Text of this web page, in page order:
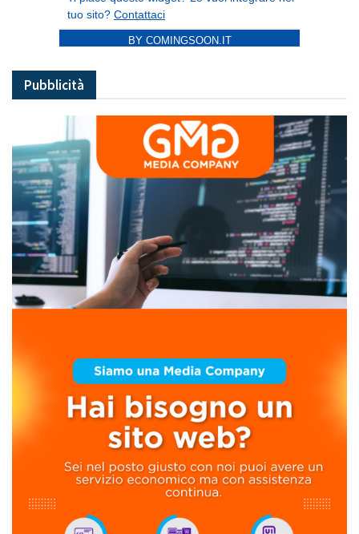
BY COMINGSOON.IT
Pubblicità